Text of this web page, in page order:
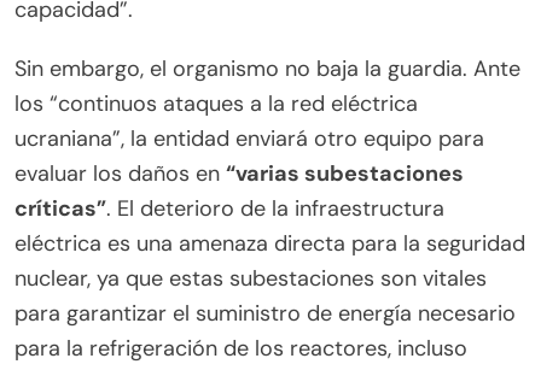
capacidad”.
Sin embargo, el organismo no baja la guardia. Ante
los “continuos ataques a la red eléctrica
ucraniana”, la entidad enviará otro equipo para
evaluar los daños en “varias subestaciones
críticas”. El deterioro de la infraestructura
eléctrica es una amenaza directa para la seguridad
nuclear, ya que estas subestaciones son vitales
para garantizar el suministro de energía necesario
para la refrigeración de los reactores, incluso